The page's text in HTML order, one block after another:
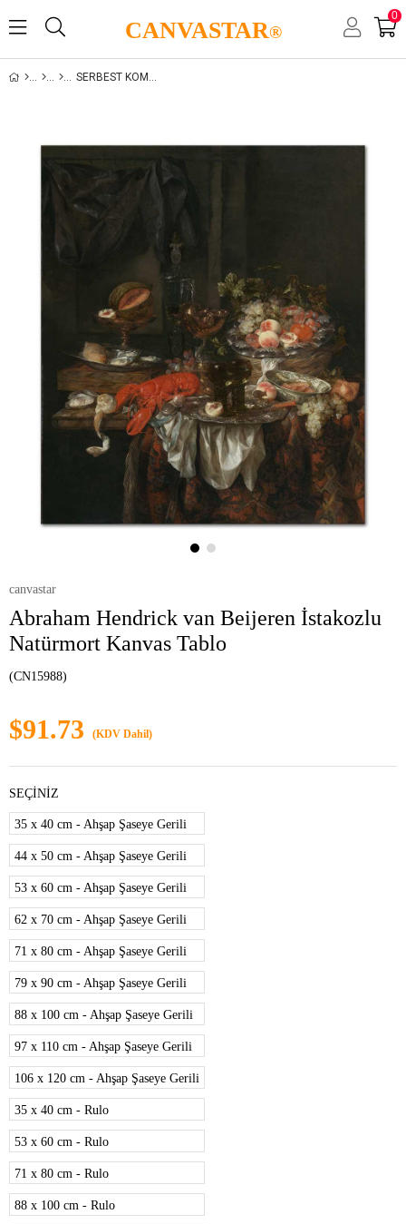
CANVASTAR®
0
SERBEST KOMPOZISYONLAR
canvastar
Abraham Hendrick van Beijeren İstakozlu
Natürmort Kanvas Tablo
(CN15988)
$91.73 (KDV Dahil)
SEÇİNİZ
35 x 40 cm - Ahşap Şaseye Gerili
44 x 50 cm - Ahşap Şaseye Gerili
53 x 60 cm - Ahşap Şaseye Gerili
62 x 70 cm - Ahşap Şaseye Gerili
71 x 80 cm - Ahşap Şaseye Gerili
79 x 90 cm - Ahşap Şaseye Gerili
88 x 100 cm - Ahşap Şaseye Gerili
97 x 110 cm - Ahşap Şaseye Gerili
106 x 120 cm - Ahşap Şaseye Gerili
35 x 40 cm - Rulo
53 x 60 cm - Rulo
71 x 80 cm - Rulo
88 x 100 cm - Rulo